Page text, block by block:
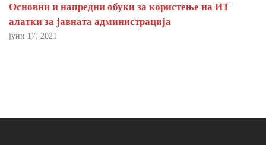
Основни и напредни обуки за користење на ИТ
алатки за јавната администрација
јуни 17, 2021